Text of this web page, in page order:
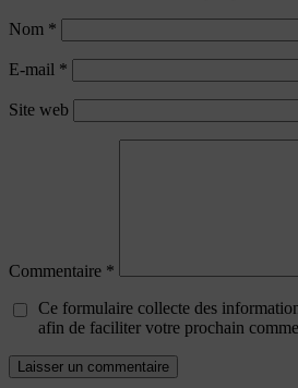
Nom *
E-mail *
Site web
Commentaire *
Ce formulaire collecte des
afin de faciliter votre prochain